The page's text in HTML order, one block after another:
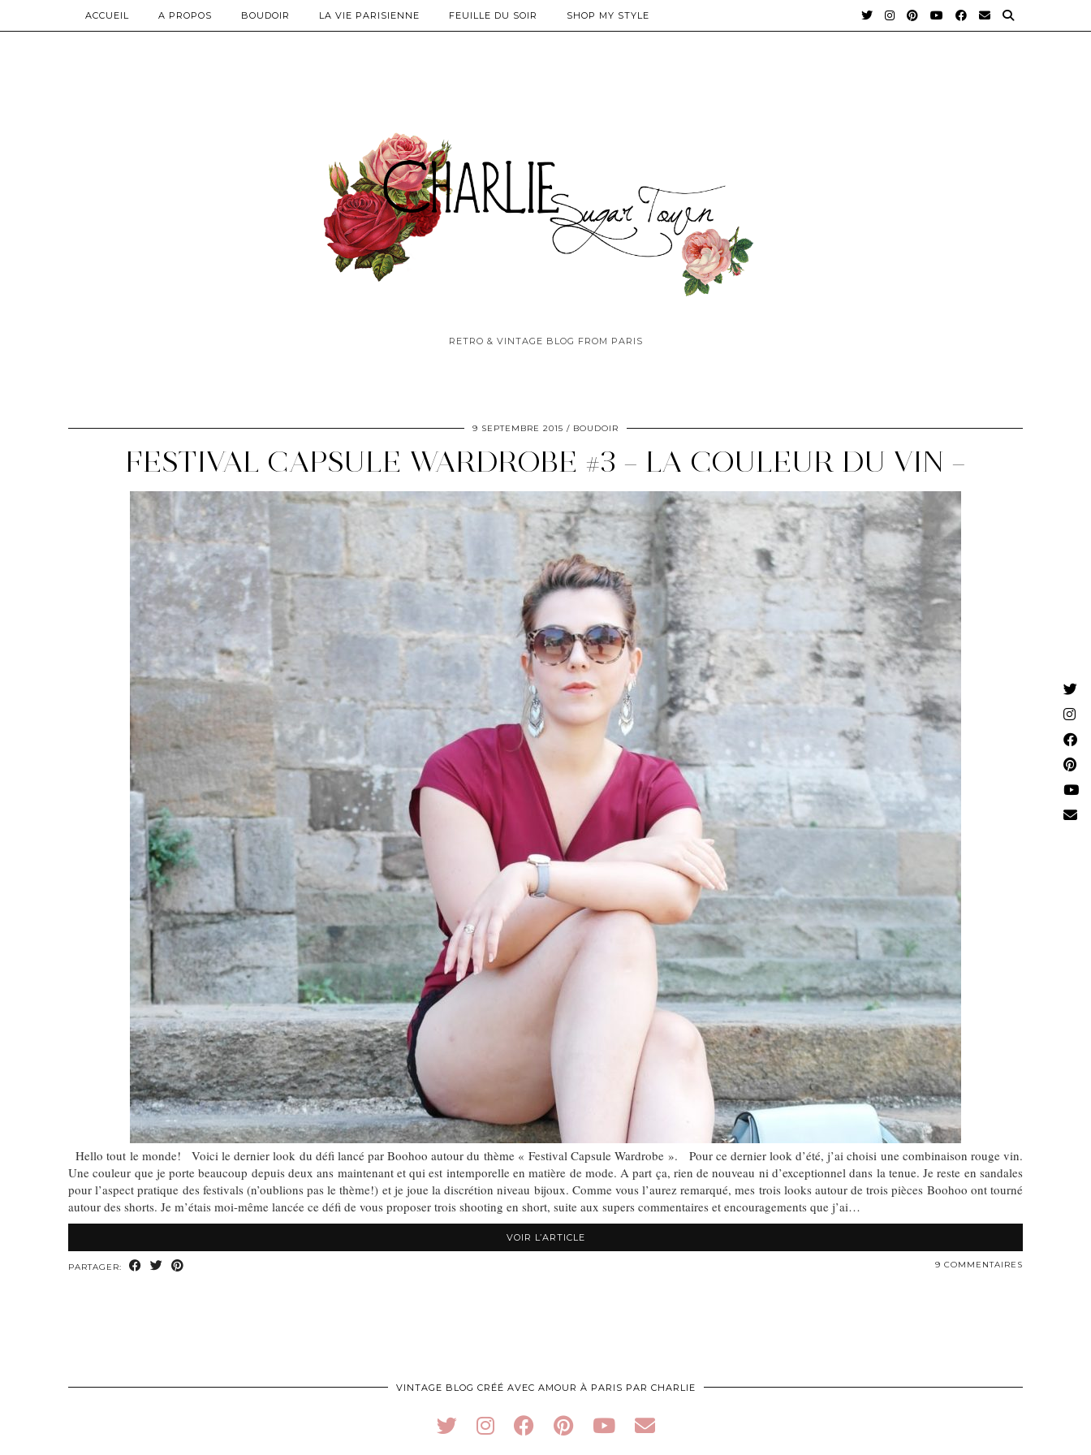
RETRO & VINTAGE BLOG FROM PARIS
ACCUEIL A PROPOS BOUDOIR LA VIE PARISIENNE FEUILLE DU SOIR SHOP MY STYLE
9 SEPTEMBRE 2015 BOUDOIR
FESTIVAL CAPSULE WARDROBE #3 – LA COULEUR DU VIN –
Hello tout le monde! Voici le dernier look du défi lancé par Boohoo autour du thème « Festival Capsule Wardrobe ». Pour ce dernier look d’été, j’ai choisi une combinaison rouge vin.
Une couleur que je porte beaucoup depuis deux ans maintenant et qui est intemporelle en matière de mode. A part ça, rien de nouveau ni d’exceptionnel dans la tenue. Je reste en sandales
pour l’aspect pratique des festivals (n’oublions pas le thème!) et je joue la discrétion niveau bijoux. Comme vous l’aurez remarqué, mes trois looks autour de trois pièces Boohoo ont tourné
autour des shorts. Je m’étais moi-même lancée ce défi de vous proposer trois shooting en short, suite aux supers commentaires et encouragements que j’ai…
VOIR L’ARTICLE
PARTAGER: 9 COMMENTAIRES
VINTAGE BLOG CRÉÉ AVEC AMOUR À PARIS PAR CHARLIE